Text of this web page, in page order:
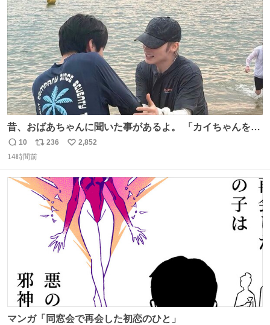
数
昔、おばあちゃんに聞いた事があるよ。 「カイちゃんをい
じめると、アイツが海から上がって来るぞ。」って。
返
信
10
リ
ポ
ト
数
236
い
数
2,852
14時間前
マンガ「同窓会で再会した初恋のひと」